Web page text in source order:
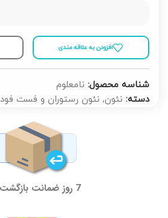
افزودن به علاقه مندی
شناسه محصول: نامعلوم
دسته: نئون, نئون رستوران و فست فود
7 روز ضمانت بازگشت کالا